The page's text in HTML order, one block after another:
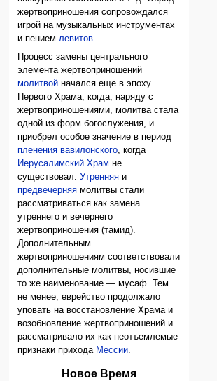
жертвоприношения сопровождался
игрой на музыкальных инструментах
и пениемлевитов.
Процесс замены центрального
элемента жертвоприношений
молитвой начался еще в эпоху
Первого Храма, когда, наряду с
жертвоприношениями, молитва стала
одной из форм богослужения, и
приобрел особое значение в период
пленения вавилонского , когда
Иерусалимский Храм не
существовал.Утренняя и
предвечерняя молитвы стали
рассматриваться как замена
утреннего и вечернего
жертвоприношения (тамид).
Дополнительным
жертвоприношениям соответствовали
дополнительные молитвы, носившие
то же наименование — мусаф. Тем
не менее, еврейство продолжало
уповать на восстановление Храма и
возобновление жертвоприношений и
рассматривало их как неотъемлемые
признаки прихода Мессии
Новое Время